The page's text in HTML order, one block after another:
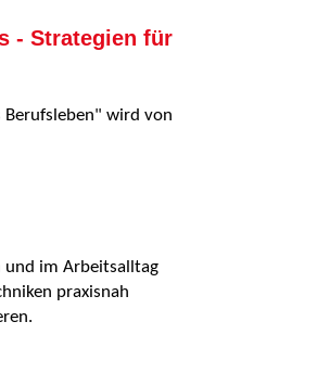
- Strategien für
Berufsleben" wird von
und im Arbeitsalltag
praxisnah